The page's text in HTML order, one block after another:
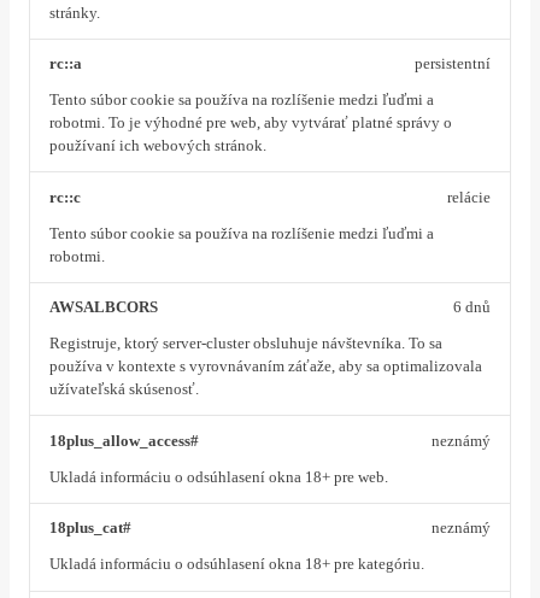
stránky.
rc::a
Tento súbor cookie sa používa na rozlíšenie medzi ľuďmi a
robotmi. To je výhodné pre web, aby vytvárať platné správy o
používaní ich webových stránok.
persistentní
rc::c
Tento súbor cookie sa používa na rozlíšenie medzi ľuďmi a
robotmi.
relácie
AWSALBCORS
Registruje, ktorý server-cluster obsluhuje návštevníka. To sa
používa v kontexte s vyrovnávaním záťaže, aby sa optimalizovala
užívateľská skúsenosť.
6 dnů
18plus_allow_access#
Ukladá informáciu o odsúhlasení okna 18+ pre web.
neznámý
18plus_cat#
Ukladá informáciu o odsúhlasení okna 18+ pre kategóriu.
neznámý